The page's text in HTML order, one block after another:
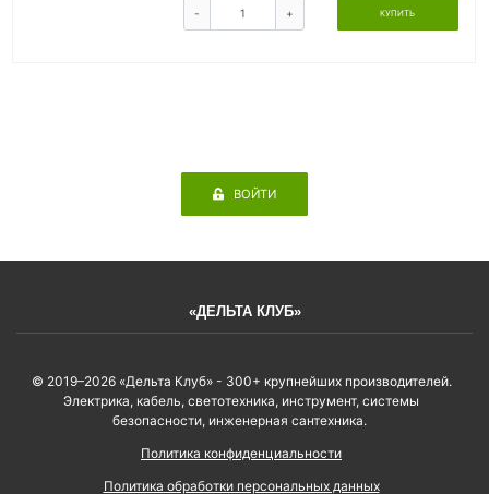
- + КУПИТЬ
ВОЙТИ
«ДЕЛЬТА КЛУБ»
© 2019–2026 «Дельта Клуб» - 300+ крупнейших производителей.
Электрика, кабель, светотехника, инструмент, системы
безопасности, инженерная сантехника.
Политика конфиденциальности
Политика обработки персональных данных